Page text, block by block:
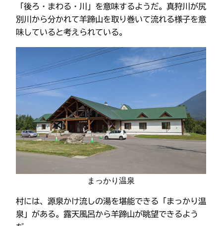
「後ろ・まわる・川」を意味するようだ。真狩川が尻
別川から分かれて羊蹄山を取り巻いて流れる様子を意
味していると考えられている。
まっかり温泉
村には、源泉かけ流しの湯を堪能できる「まっかり温
泉」がある。露天風呂から羊蹄山が眺望できるよう